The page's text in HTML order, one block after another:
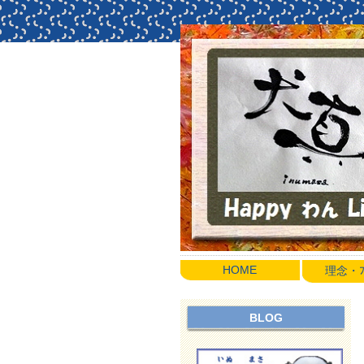
HOME 理念・
BLOG